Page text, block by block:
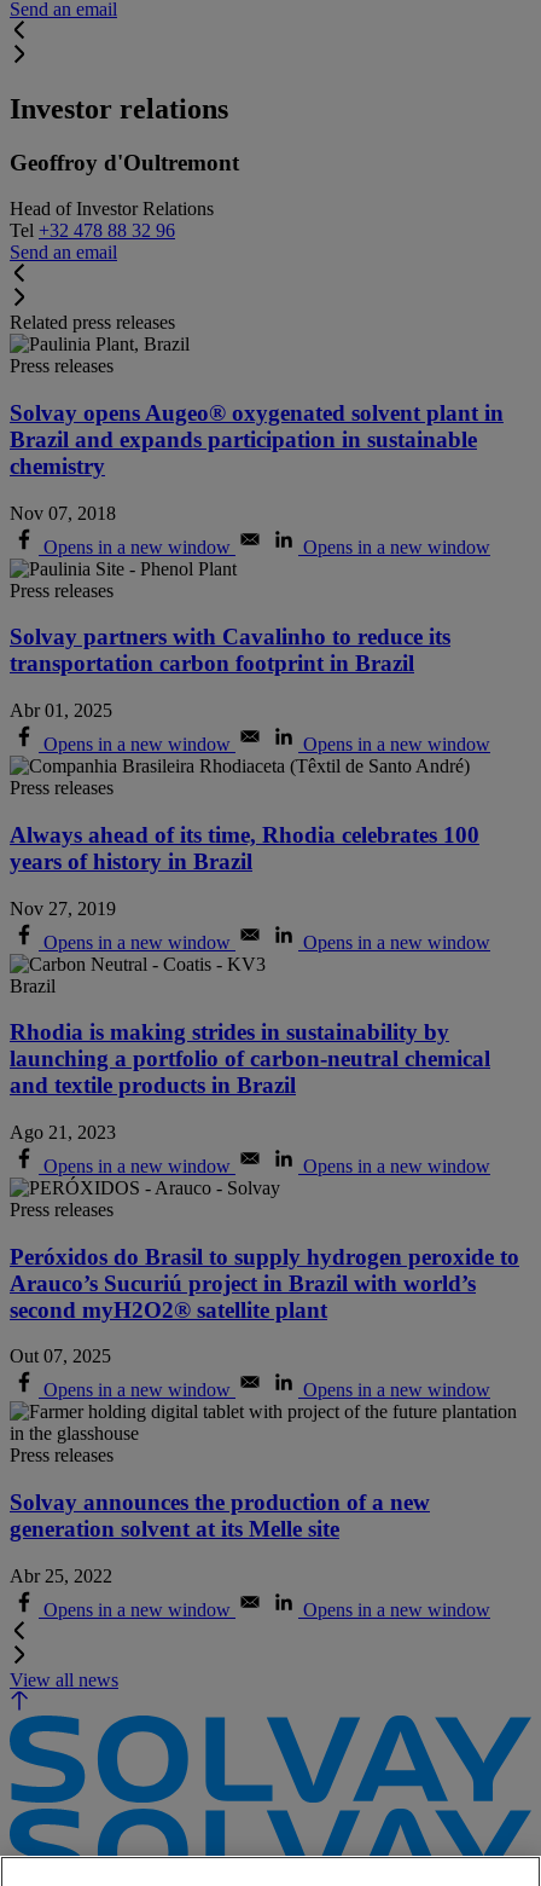
Send an email
Investor relations
Geoffroy d'Oultremont
Head of Investor Relations
Tel +32 478 88 32 96
Send an email
Related press releases
Press releases
Solvay opens Augeo® oxygenated solvent plant in
Brazil and expands participation in sustainable
chemistry
Nov 07, 2018
Opens in a new window
Opens in a new window
Press releases
Solvay partners with Cavalinho to reduce its
transportation carbon footprint in Brazil
Abr 01, 2025
Opens in a new window
Opens in a new window
Press releases
Always ahead of its time, Rhodia celebrates 100
years of history in Brazil
Nov 27, 2019
Opens in a new window
Opens in a new window
Brazil
Rhodia is making strides in sustainability by
launching a portfolio of carbon-neutral chemical
and textile products in Brazil
Ago 21, 2023
Opens in a new window
Opens in a new window
Press releases
Peróxidos do Brasil to supply hydrogen peroxide to
Arauco’s Sucuriú project in Brazil with world’s
second myH2O2® satellite plant
Out 07, 2025
Opens in a new window
Opens in a new window
Press releases
Solvay announces the production of a new
generation solvent at its Melle site
Abr 25, 2022
Opens in a new window
Opens in a new window
View all news